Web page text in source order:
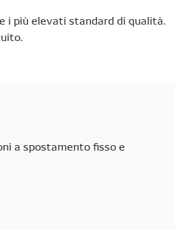
i più elevati standard di qualità.
a spostamento fisso e